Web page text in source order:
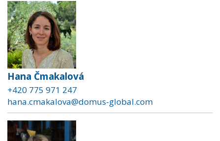
Hana Čmakalová
+420 775 971 247
hana.cmakalova@domus-global.com